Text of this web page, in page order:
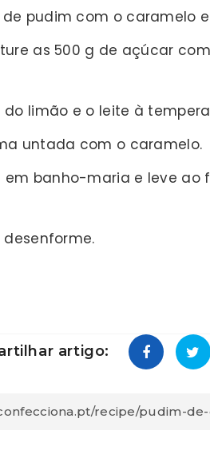
pudim com o caramelo
as 500 g de açúcar
do limão e o leite à
untada com o caramelo.
banho-maria e leve ao
desenforme.
artigo: